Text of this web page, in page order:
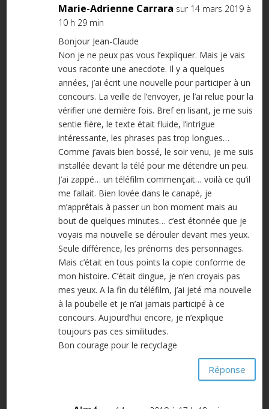
Marie-Adrienne Carrara sur 14 mars 2019 à
10 h 29 min
Bonjour Jean-Claude
Non je ne peux pas vous l’expliquer. Mais je vais
vous raconte une anecdote. Il y a quelques
années, j’ai écrit une nouvelle pour participer à un
concours. La veille de l’envoyer, je l’ai relue pour la
vérifier une dernière fois. Bref en lisant, je me suis
sentie fière, le texte était fluide, l’intrigue
intéressante, les phrases pas trop longues…
Comme j’avais bien bossé, le soir venu, je me suis
installée devant la télé pour me détendre un peu.
J’ai zappé… un téléfilm commençait… voilà ce qu’il
me fallait. Bien lovée dans le canapé, je
m’apprêtais à passer un bon moment mais au
bout de quelques minutes… c’est étonnée que je
voyais ma nouvelle se dérouler devant mes yeux.
Seule différence, les prénoms des personnages.
Mais c’était en tous points la copie conforme de
mon histoire. C’était dingue, je n’en croyais pas
mes yeux. A la fin du téléfilm, j’ai jeté ma nouvelle
à la poubelle et je n’ai jamais participé à ce
concours. Aujourd’hui encore, je n’explique
toujours pas ces similitudes.
Bon courage pour le recyclage
Réponse